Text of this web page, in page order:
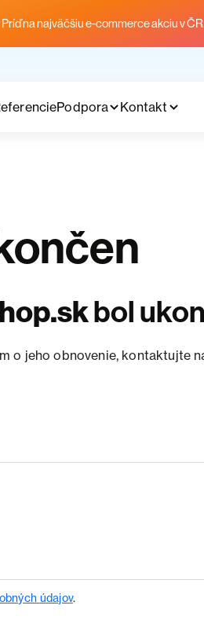
Príď na najväčšiu e-commerce akciu v
Podpora Kontakt
bol
o jeho obnovenie, kontaktujte
údajov.